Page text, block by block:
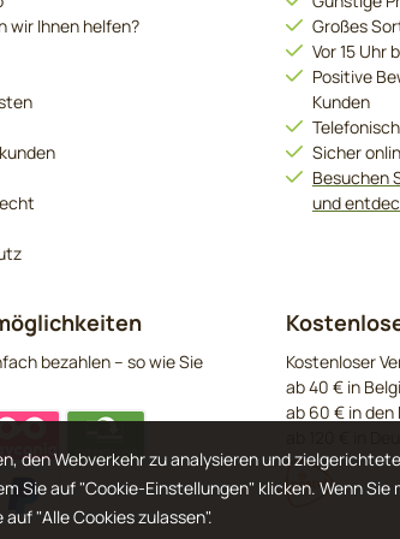
wir Ihnen helfen?
Großes
Vor 15
Positive
Kunden
Sicher
Besuchen
und
bezahlen – so wie Sie
Kostenloser
ab 40 € in
ab 60 € in den
den Webverkehr zu analysieren und
Sie auf "Cookie-Einstellungen" klicken. Wenn Sie
"Alle Cookies zulassen".